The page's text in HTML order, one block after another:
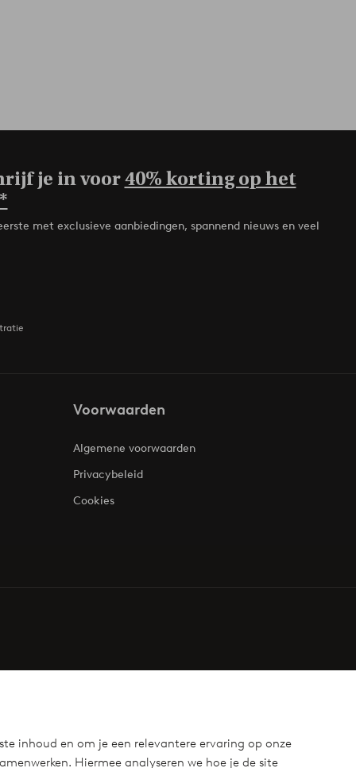
inhoud en om je een relevantere ervaring op onze
Hiermee analyseren we hoe je de site
je in voor40% korting op het
met exclusieve aanbiedingen, spannend nieuws en veel
Voorwaarden
Algemene voorwaarden
Privacybeleid
Cookies